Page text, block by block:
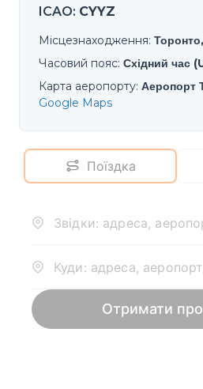
ICAO: CYYZ
Місцезнаходження:
Часовий пояс: Східний час
Карта аеропорту: Аеропорт
Google Maps